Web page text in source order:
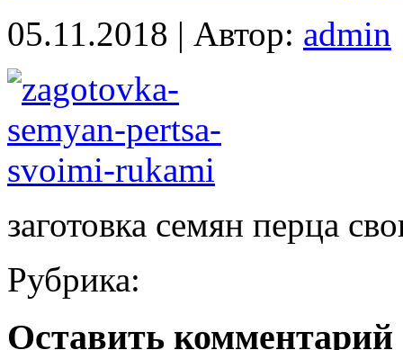
05.11.2018 | Автор: admin
заготовка семян перца
Рубрика:
Оставить комментарий